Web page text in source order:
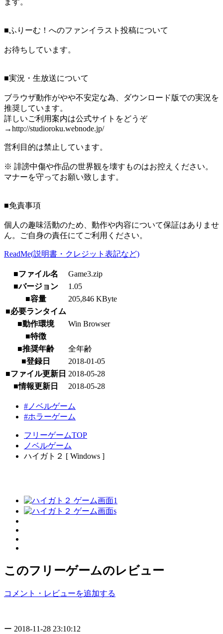
ます。
■ふりーむ！へのファンイラスト投稿について
お待ちしています。
■実況・生放送について
ブラウザ動作がやや不安定な為、ダウンロード版での実況を
推奨しています。
詳しいご利用案内は公式サイトをどうぞ
→http://studioroku.webnode.jp/
営利目的は禁止しています。
※ 誹謗中傷や作品の世界観を壊すものはお控えください。
マナーを守ってお願い致します。
■免責事項
個人の趣味活動のため、動作や内容について保証はありませ
ん。ご自身の責任にてご利用ください。
ReadMe(説明書・クレジット表記など)
■ファイル名
Game3.zip
■バージョン
1.05
■容量
205,846 KByte
■必要ランタイム
■動作環境
Win Browser
■特徴
■推奨年齢
全年齢
■登録日
2018-01-05
■ファイル更新日 2018-05-28
■情報更新日
2018-05-28
#ノベルゲーム
#ホラーゲーム
フリーゲームTOP
ノベルゲーム
ハイガト２ [ Windows ]
このフリーゲームのレビュー
コメント・レビューを追加する
ー 2018-11-28 23:10:12